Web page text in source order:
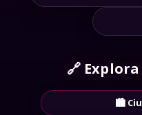
🔗
🏙️